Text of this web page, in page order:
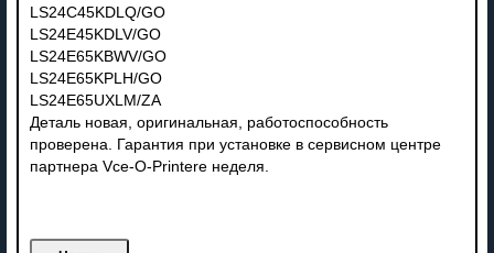
LS24C45KDLQ/GO
LS24E45KDLV/GO
LS24E65KBWV/GO
LS24E65KPLH/GO
LS24E65UXLM/ZA
Деталь новая, оригинальная, работоспособность
проверена. Гарантия при установке в сервисном центре
партнера Vce-O-Printere неделя.